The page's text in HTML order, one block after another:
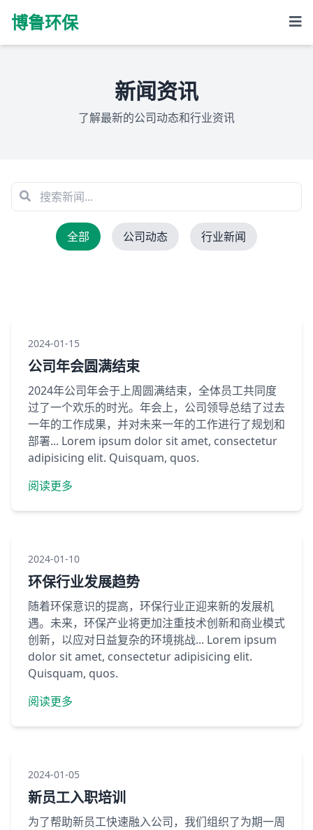
博鲁环保
新闻资讯
了解最新的公司动态和行业资讯
全部 公司动态 行业新闻
2024-01-15
公司年会圆满结束
2024年公司年会于上周圆满结束，全体员工共同度
过了一个欢乐的时光。年会上，公司领导总结了过去
一年的工作成果，并对未来一年的工作进行了规划和
部署... Lorem ipsum dolor sit amet, consectetur
adipisicing elit. Quisquam, quos.
阅读更多
2024-01-10
环保行业发展趋势
随着环保意识的提高，环保行业正迎来新的发展机
遇。未来，环保产业将更加注重技术创新和商业模式
创新，以应对日益复杂的环境挑战... Lorem ipsum
dolor sit amet, consectetur adipisicing elit.
Quisquam, quos.
阅读更多
2024-01-05
新员工入职培训
为了帮助新员工快速融入公司，我们组织了为期一周